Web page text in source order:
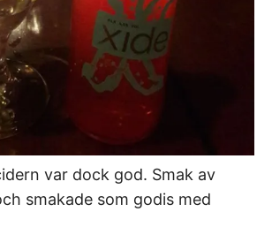
var dock god. Smak av
smakade som godis med